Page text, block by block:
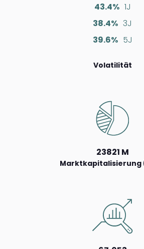
43.4% 1J
38.4% 3J
39.6% 5J
Volatilität
23821 M
Marktkapitalisierung